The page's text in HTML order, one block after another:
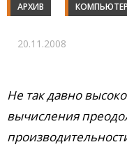
АРХИВ
20.11.2008
Не так давно
вычисления